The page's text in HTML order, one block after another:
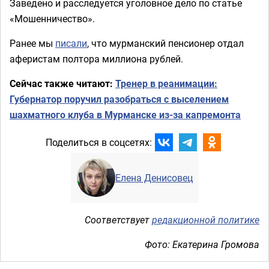
Заведено и расследуется уголовное дело по статье
«Мошенничество».
Ранее мы писали, что мурманский пенсионер отдал
аферистам полтора миллиона рублей.
Сейчас также читают: Тренер в реанимации:
Губернатор поручил разобраться с выселением
шахматного клуба в Мурманске из-за капремонта
Поделиться в соцсетях:
Елена Денисовец
Соответствуетредакционной политике
Фото: Екатерина Громова